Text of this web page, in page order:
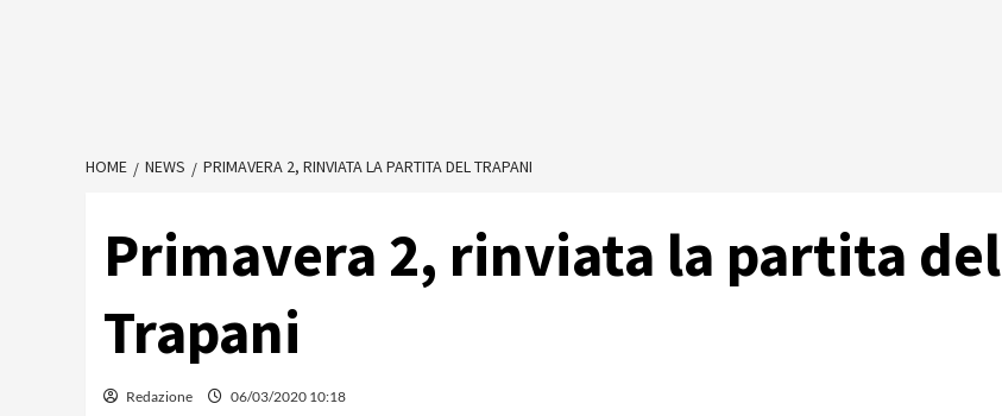
HOME NEWS PRIMAVERA 2, RINVIATA LA PARTITA DEL TRAPANI
Primavera 2, rinviata la partita del
Trapani
Redazione 06/03/2020 10:18